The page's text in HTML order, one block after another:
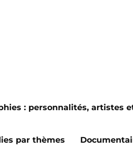
: personnalités, artistes
par thèmes